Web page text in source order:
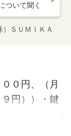
ついて聞く
ＳＵＭＩＫＡ
０円、（月
円））・鍵
小型犬可／
専門店で